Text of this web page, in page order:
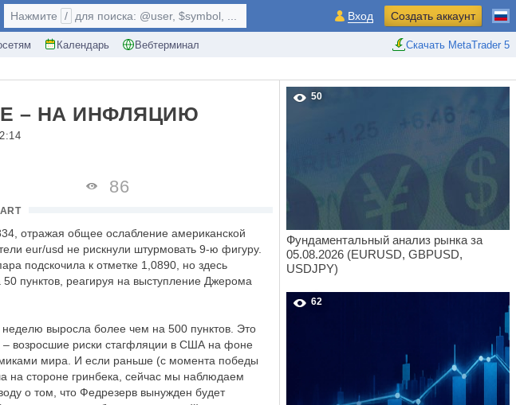
Календарь Вебтерминал Скачать MetaTrader 5
Нажмите / для поиска: @user, $symbol, ... Вход Создать аккаунт
– НА ИНФЛЯЦИЮ
86
отражая общее ослабление американской
eur/usd не рискнули штурмовать 9-ю фигуру.
подскочила к отметке 1,0890, но здесь
пунктов, реагируя на выступление Джерома
выросла более чем на 500 пунктов. Это
– возросшие риски стагфляции в США на фоне
мира. И если раньше (с момента победы
на стороне гринбека, сейчас мы наблюдаем
о том, что Федрезерв вынужден будет
50
Фундаментальный анализ рынка за
05.08.2026 (EURUSD, GBPUSD,
USDJPY)
62